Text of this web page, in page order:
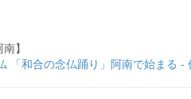
】
「和合の念仏踊り」阿南で始まる -